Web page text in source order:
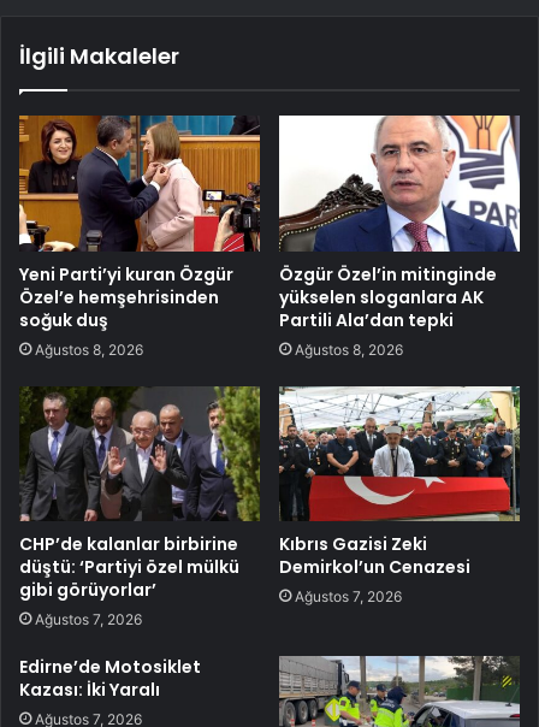
İlgili Makaleler
Yeni Parti’yi kuran Özgür
Özel’e hemşehrisinden
soğuk duş
Ağustos 8, 2026
Özgür Özel’in mitinginde
yükselen sloganlara AK
Partili Ala’dan tepki
Ağustos 8, 2026
CHP’de kalanlar birbirine
düştü: ‘Partiyi özel mülkü
gibi görüyorlar’
Ağustos 7, 2026
Kıbrıs Gazisi Zeki
Demirkol’un Cenazesi
Ağustos 7, 2026
Edirne’de Motosiklet
Kazası: İki Yaralı
Ağustos 7, 2026